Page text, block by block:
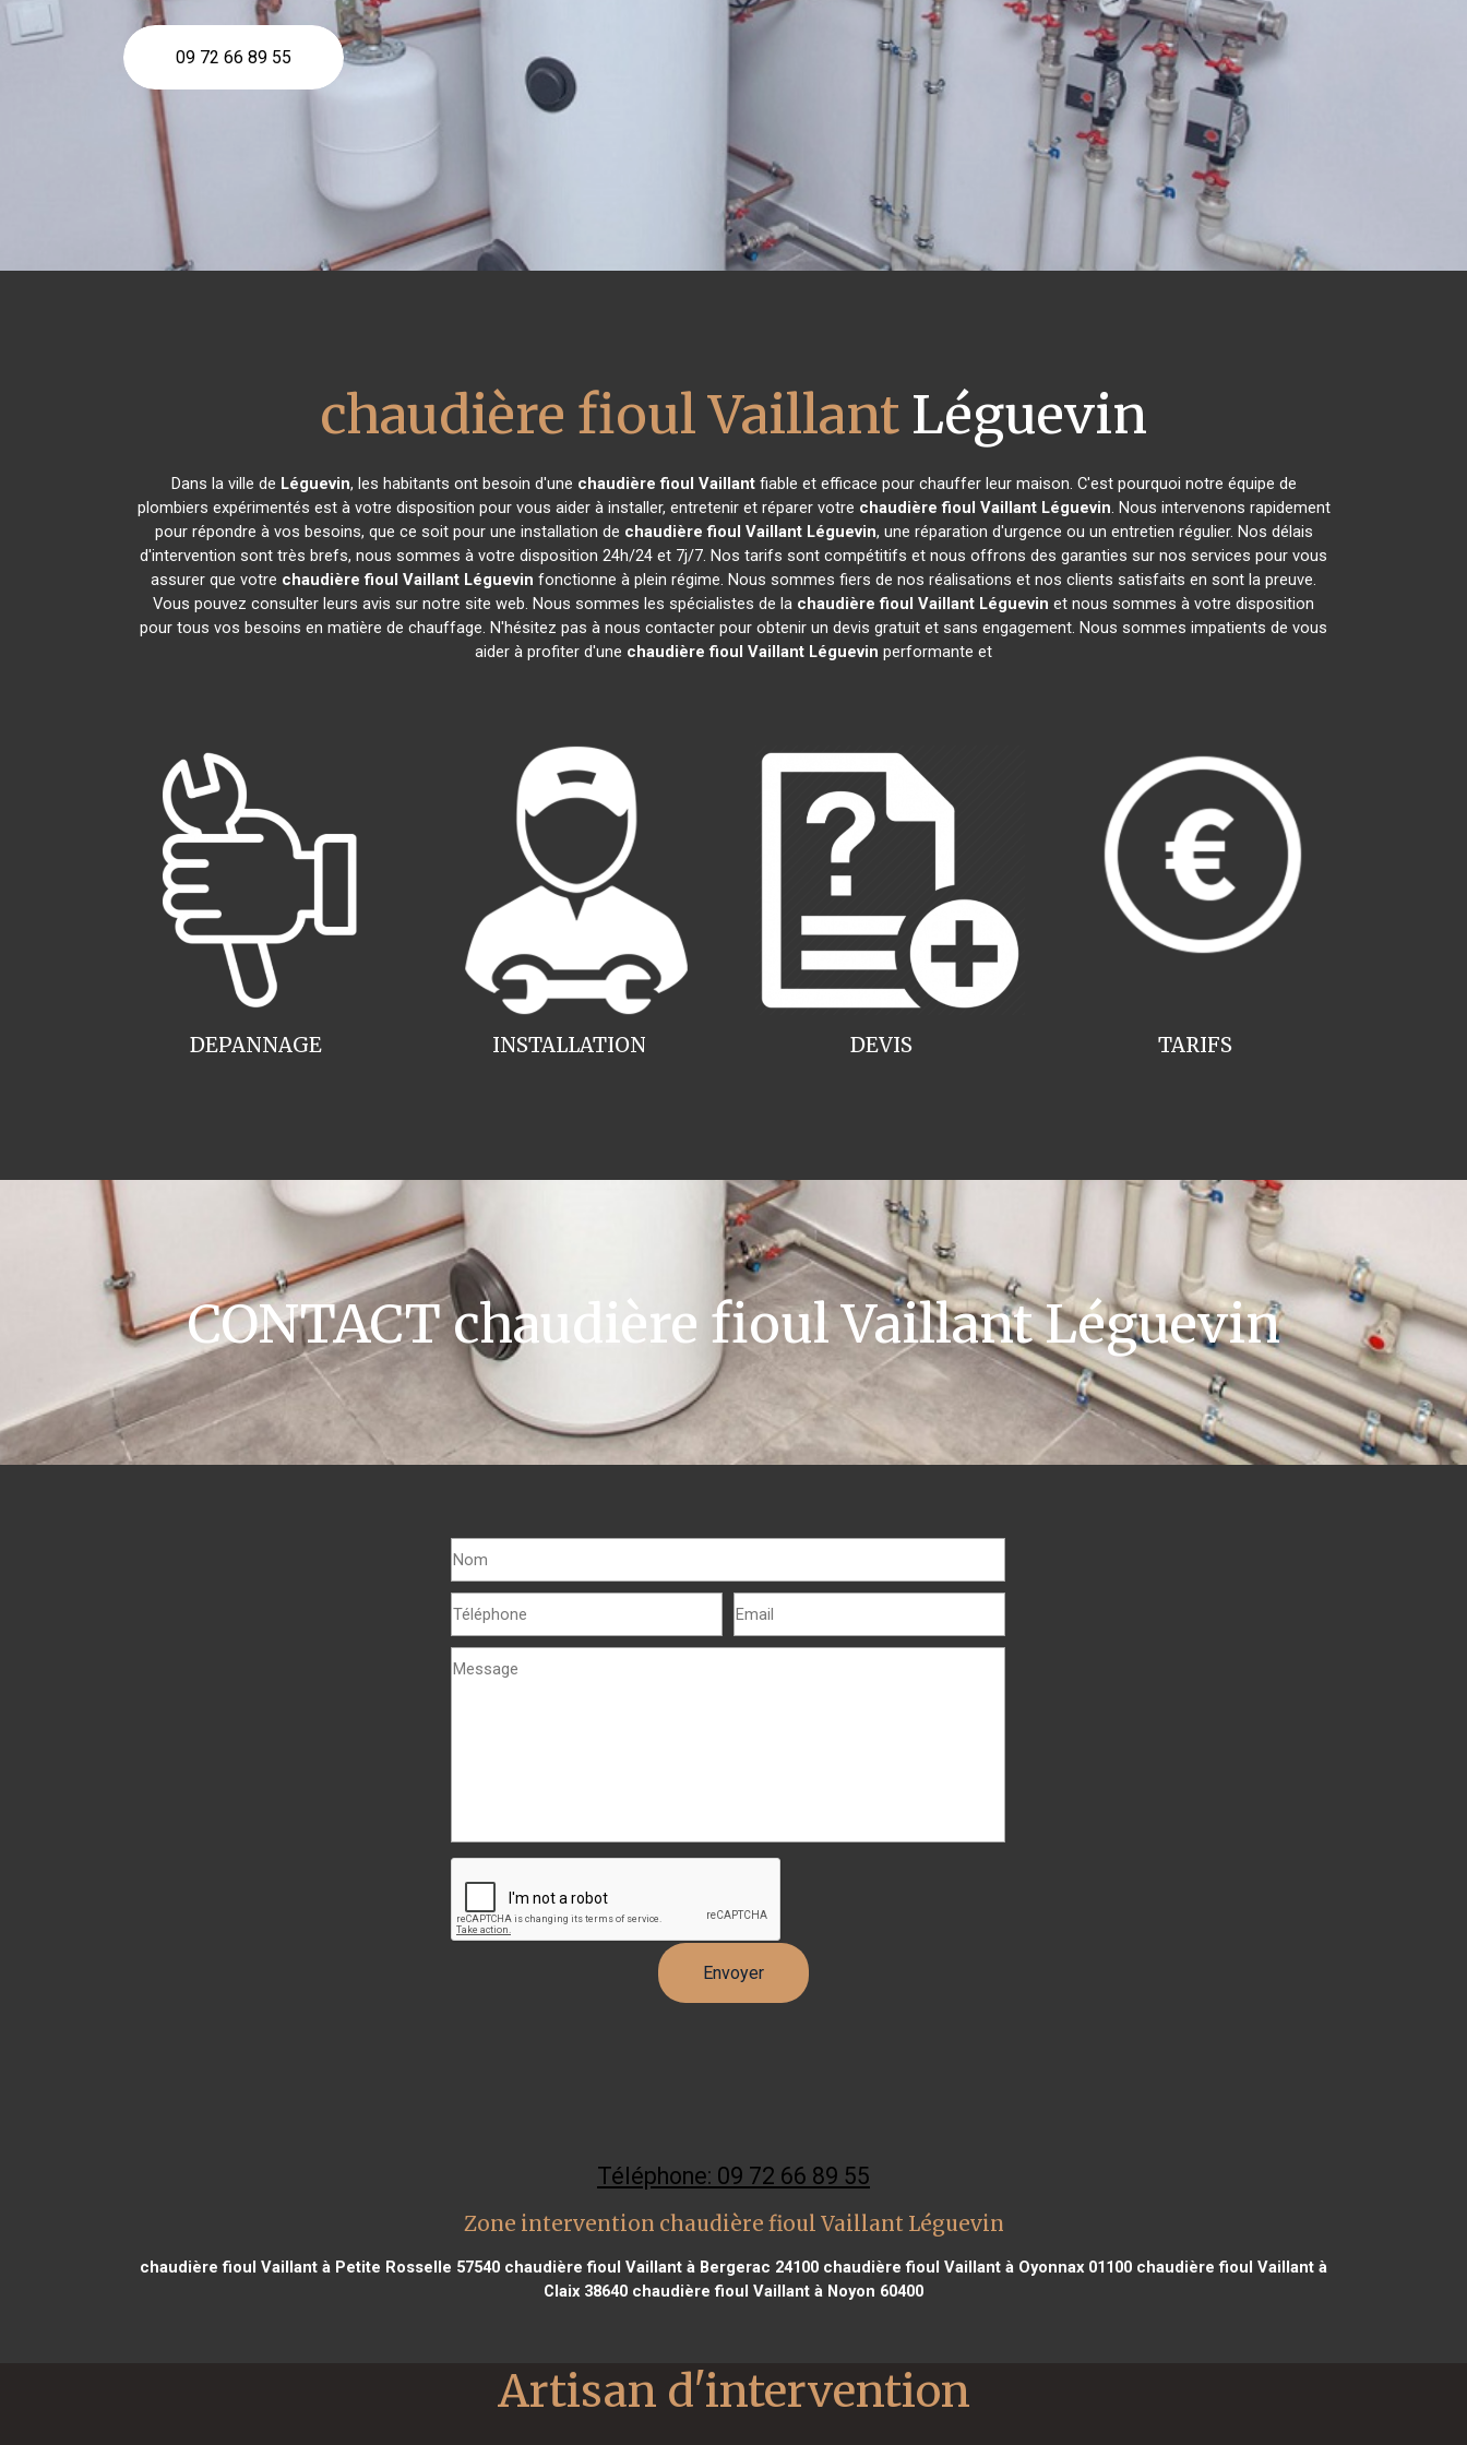
09 72 66 89 55
chaudière fioul Vaillant Léguevin
Dans la ville de Léguevin, les habitants ont besoin d'une chaudière fioul Vaillantfiable et efficace pour chauffer leur maison. C'est pourquoi notre équipe de
plombiers expérimentés est à votre disposition pour vous aider à installer, entretenir et réparer votre chaudière fioul Vaillant Léguevin. Nous intervenons rapidement
pour répondre à vos besoins, que ce soit pour une installation de chaudière fioul Vaillant Léguevin, une réparation d'urgence ou un entretien régulier. Nos délais
d'intervention sont très brefs, nous sommes à votre disposition 24h/24 et 7j/7. Nos tarifs sont compétitifs et nous offrons des garanties sur nos services pour vous
assurer que votre chaudière fioul Vaillant Léguevin fonctionne à plein régime. Nous sommes fiers de nos réalisations et nos clients satisfaits en sont la preuve.
Vous pouvez consulter leurs avis sur notre site web. Nous sommes les spécialistes de la chaudière fioul Vaillant Léguevin et nous sommes à votre disposition
pour tous vos besoins en matière de chauffage. N'hésitez pas à nous contacter pour obtenir un devis gratuit et sans engagement. Nous sommes impatients de vous
aider à profiter d'une chaudière fioul Vaillant Léguevin performante et
INSTALLATION
DEPANNAGE TARIFS
DEVIS
CONTACT chaudière fioul Vaillant Léguevin
Téléphone: 09 72 66 89 55
Zone intervention chaudière fioul Vaillant Léguevin
chaudière fioul Vaillant à Petite Rosselle 57540 chaudière fioul Vaillant à Bergerac 24100 chaudière fioul Vaillant à Oyonnax 01100 chaudière fioul Vaillant à
Claix 38640 chaudière fioul Vaillant à Noyon 60400
Artisan d'intervention